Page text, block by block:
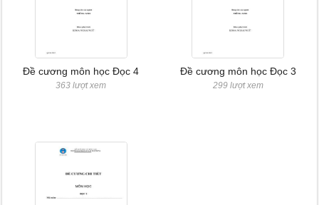
Đề cương môn học Đọc 4
363 lượt xem
Đề cương môn học Đọc 3
299 lượt xem